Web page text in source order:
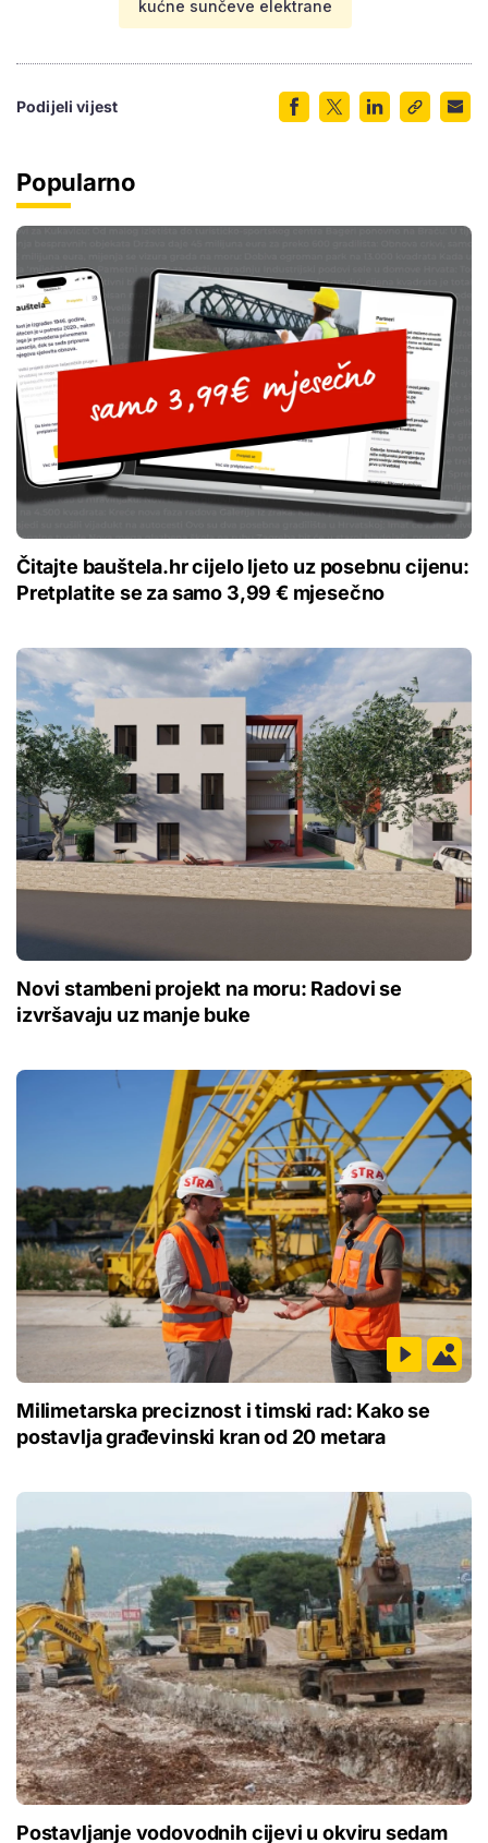
kućne sunčeve elektrane
Podijeli vijest
Popularno
Čitajte bauštela.hr cijelo ljeto uz posebnu cijenu:
Pretplatite se za samo 3,99 € mjesečno
Novi stambeni projekt na moru: Radovi se
izvršavaju uz manje buke
Milimetarska preciznost i timski rad: Kako se
postavlja građevinski kran od 20 metara
Postavljanje vodovodnih cijevi u okviru sedam